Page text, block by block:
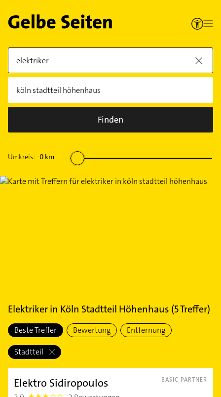
Finden
Umkreis: 0 km
Elektrikerin Köln Stadtteil Höhenhaus (5Treffer)
Beste Treffer Bewertung Entfernung
Stadtteil
BASIC PARTNER
Elektro Sidiropoulos